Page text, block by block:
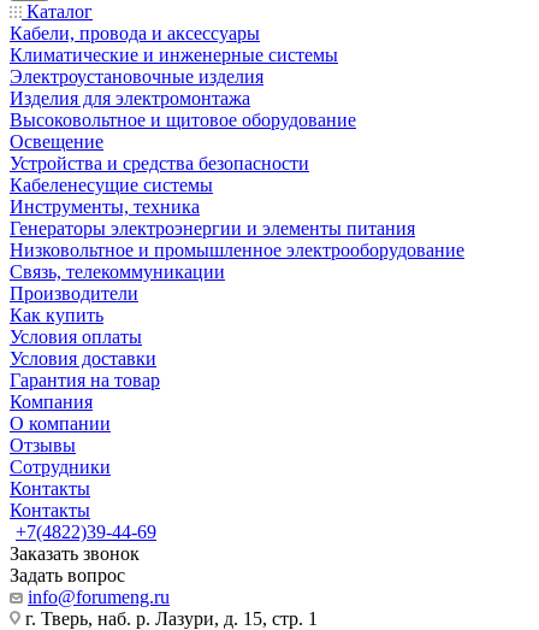
Каталог
Кабели, провода и аксессуары
Климатические и инженерные системы
Электроустановочные изделия
Изделия для электромонтажа
Высоковольтное и щитовое оборудование
Освещение
Устройства и средства безопасности
Кабеленесущие системы
Инструменты, техника
Генераторы электроэнергии и элементы питания
Низковольтное и промышленное электрооборудование
Связь, телекоммуникации
Производители
Как купить
Условия оплаты
Условия доставки
Гарантия на товар
Компания
О компании
Отзывы
Сотрудники
Контакты
Контакты
+7(4822)39-44-69
Заказать звонок
Задать вопрос
info@forumeng.ru
г. Тверь, наб. р. Лазури, д. 15, стр. 1